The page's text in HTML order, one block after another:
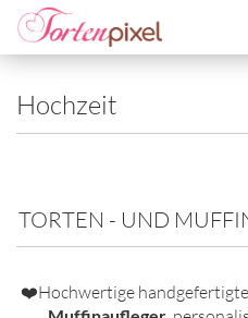
Hochzeit
TORTEN - UND
❤️Hochwertige handgefertigte